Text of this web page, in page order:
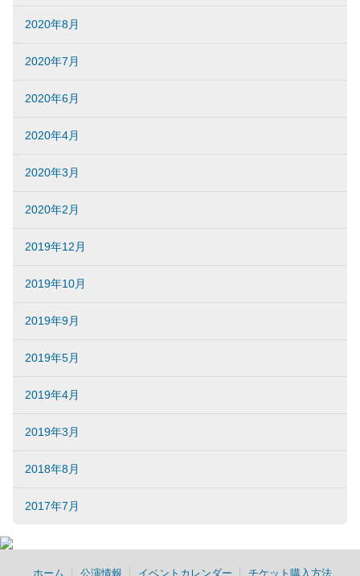
2020年8月
2020年7月
2020年6月
2020年4月
2020年3月
2020年2月
2019年12月
2019年10月
2019年9月
2019年5月
2019年4月
2019年3月
2018年8月
2017年7月
ホーム 公演情報 イベントカレンダー チケット購入方法